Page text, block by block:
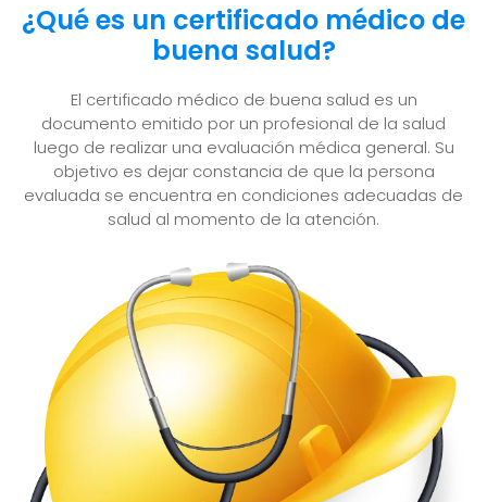
¿Qué es un certificado médico de
buena salud?
El certificado médico de buena salud es un
documento emitido por un profesional de la salud
luego de realizar una evaluación médica general. Su
objetivo es dejar constancia de que la persona
evaluada se encuentra en condiciones adecuadas de
salud al momento de la atención.